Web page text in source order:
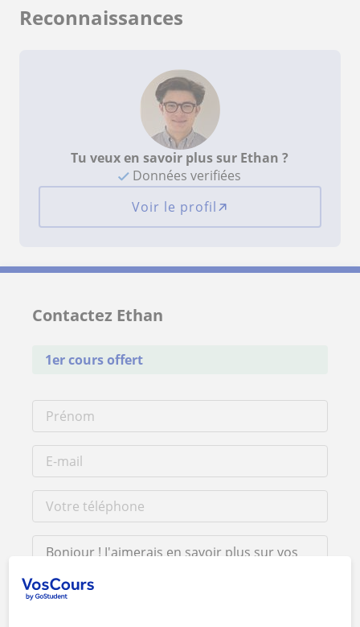
Reconnaissances
Tu veux en savoir plus sur Ethan ?
Données verifiées
Voir le profil
Contactez Ethan
1er cours offert